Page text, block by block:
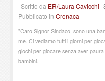
Scritto da ER/Laura Cavicchi
Pubblicato in Cronaca
"Caro Signor Sindaco, sono una
me. Ci vediamo tutti i giorni per
giochi per giocare senza aver
bambini.